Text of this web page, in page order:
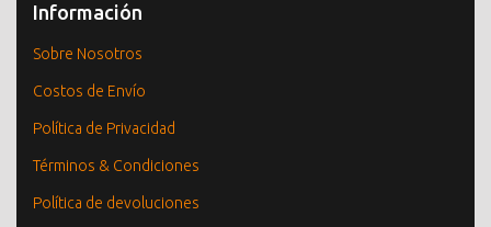
Información
Sobre Nosotros
Costos de Envío
Política de Privacidad
Términos & Condiciones
Política de devoluciones